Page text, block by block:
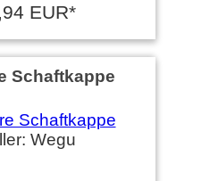
EUR*
Schaftkappe
Wegu